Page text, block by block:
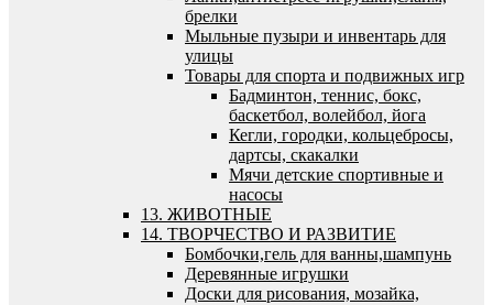
брелки
Мыльные пузыри и инвентарь для
улицы
Товары для спорта и подвижных игр
Бадминтон, теннис, бокс,
баскетбол, волейбол, йога
Кегли, городки, кольцебросы,
дартсы, скакалки
Мячи детские спортивные и
насосы
13. ЖИВОТНЫЕ
14. ТВОРЧЕСТВО И РАЗВИТИЕ
Бомбочки,гель для ванны,шампунь
Деревянные игрушки
Доски для рисования, мозайка,